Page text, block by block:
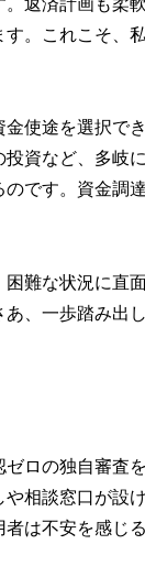
。これこそ、
使途を選択で
資など、多岐
です。資金調
難な状況に直
、一歩踏み出
ロの独自審査
相談窓口が設
は不安を感じ